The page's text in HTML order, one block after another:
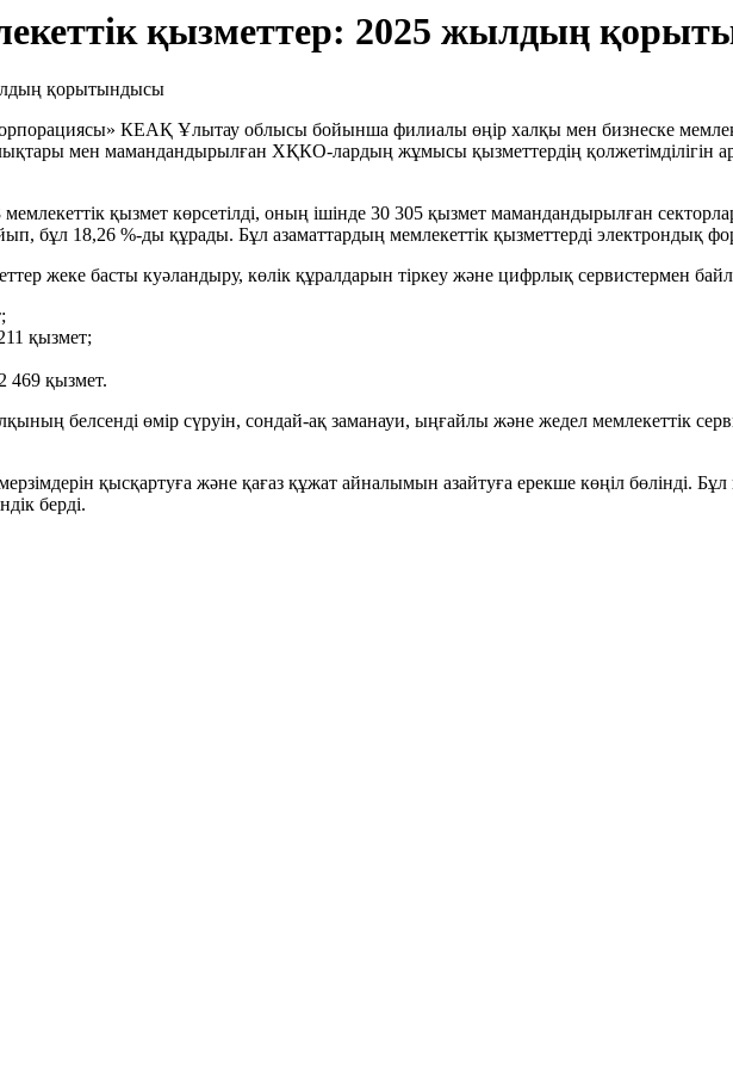
қызметтер: 2025 жылдың
КЕАҚ Ұлытау облысы бойынша филиалы өңір халқы мен бизнеске
мен мамандандырылған ХҚКО-лардың жұмысы қызметтердің қолжетімділігін
қызмет көрсетілді, оның ішінде 30 305 қызмет мамандандырылған
бұл 18,26 %-ды құрады. Бұл азаматтардың мемлекеттік қызметтерді электрондық
жеке басты куәландыру, көлік құралдарын тіркеу және цифрлық сервистермен
қызмет;
469 қызмет.
белсенді өмір сүруін, сондай-ақ заманауи, ыңғайлы және жедел мемлекеттік
қысқартуға және қағаз құжат айналымын азайтуға ерекше көңіл бөлінді. Бұл
берді.